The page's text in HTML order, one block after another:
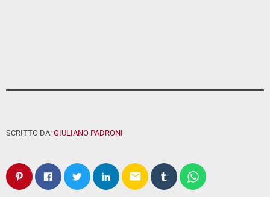
SCRITTO DA: GIULIANO PADRONI
email